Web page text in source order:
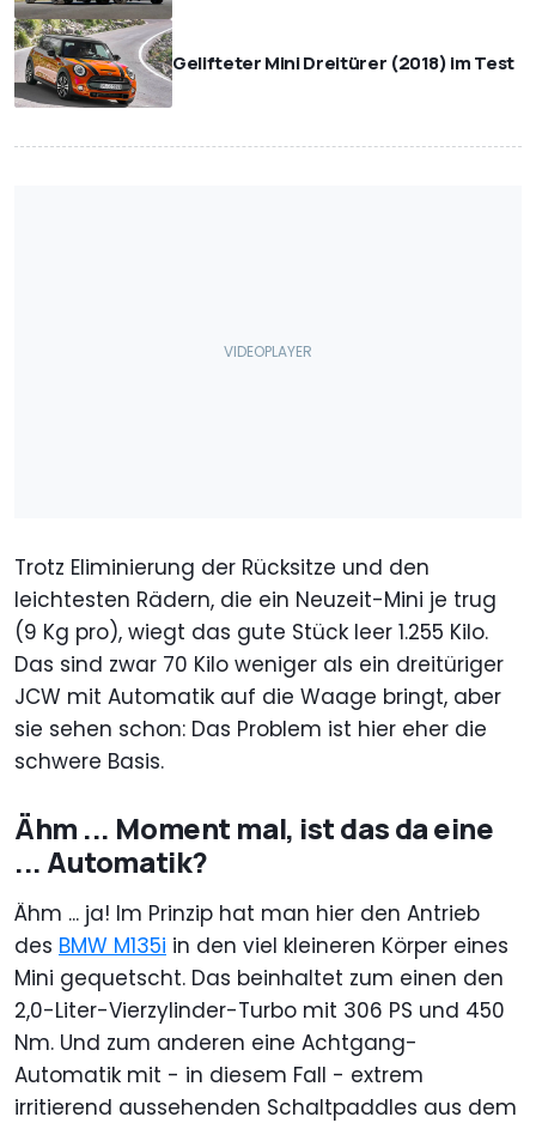
Gelifteter Mini Dreitürer (2018) im Test
Trotz Eliminierung der Rücksitze und den
leichtesten Rädern, die ein Neuzeit-Mini je trug
(9 Kg pro), wiegt das gute Stück leer 1.255 Kilo.
Das sind zwar 70 Kilo weniger als ein dreitüriger
JCW mit Automatik auf die Waage bringt, aber
sie sehen schon: Das Problem ist hier eher die
schwere Basis.
Ähm ... Moment mal, ist das da eine
... Automatik?
Ähm ... ja! Im Prinzip hat man hier den Antrieb
des BMW M135i in den viel kleineren Körper eines
Mini gequetscht. Das beinhaltet zum einen den
2,0-Liter-Vierzylinder-Turbo mit 306 PS und 450
Nm. Und zum anderen eine Achtgang-
Automatik mit - in diesem Fall - extrem
irritierend aussehenden Schaltpaddles aus dem